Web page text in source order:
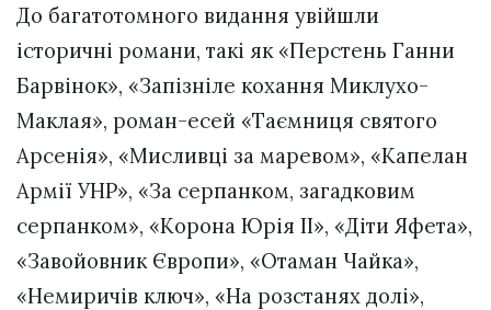
До багатотомного видання увійшли
історичні романи, такі як «Перстень Ганни
Барвінок», «Запізніле кохання Миклухо-
Маклая», роман-есей «Таємниця святого
Арсенія», «Мисливці за маревом», «Капелан
Армії УНР», «За серпанком, загадковим
серпанком», «Корона Юрія ІІ», «Діти Яфета»,
«Завойовник Європи», «Отаман Чайка»,
«Немиричів ключ», «На розстанях долі»,